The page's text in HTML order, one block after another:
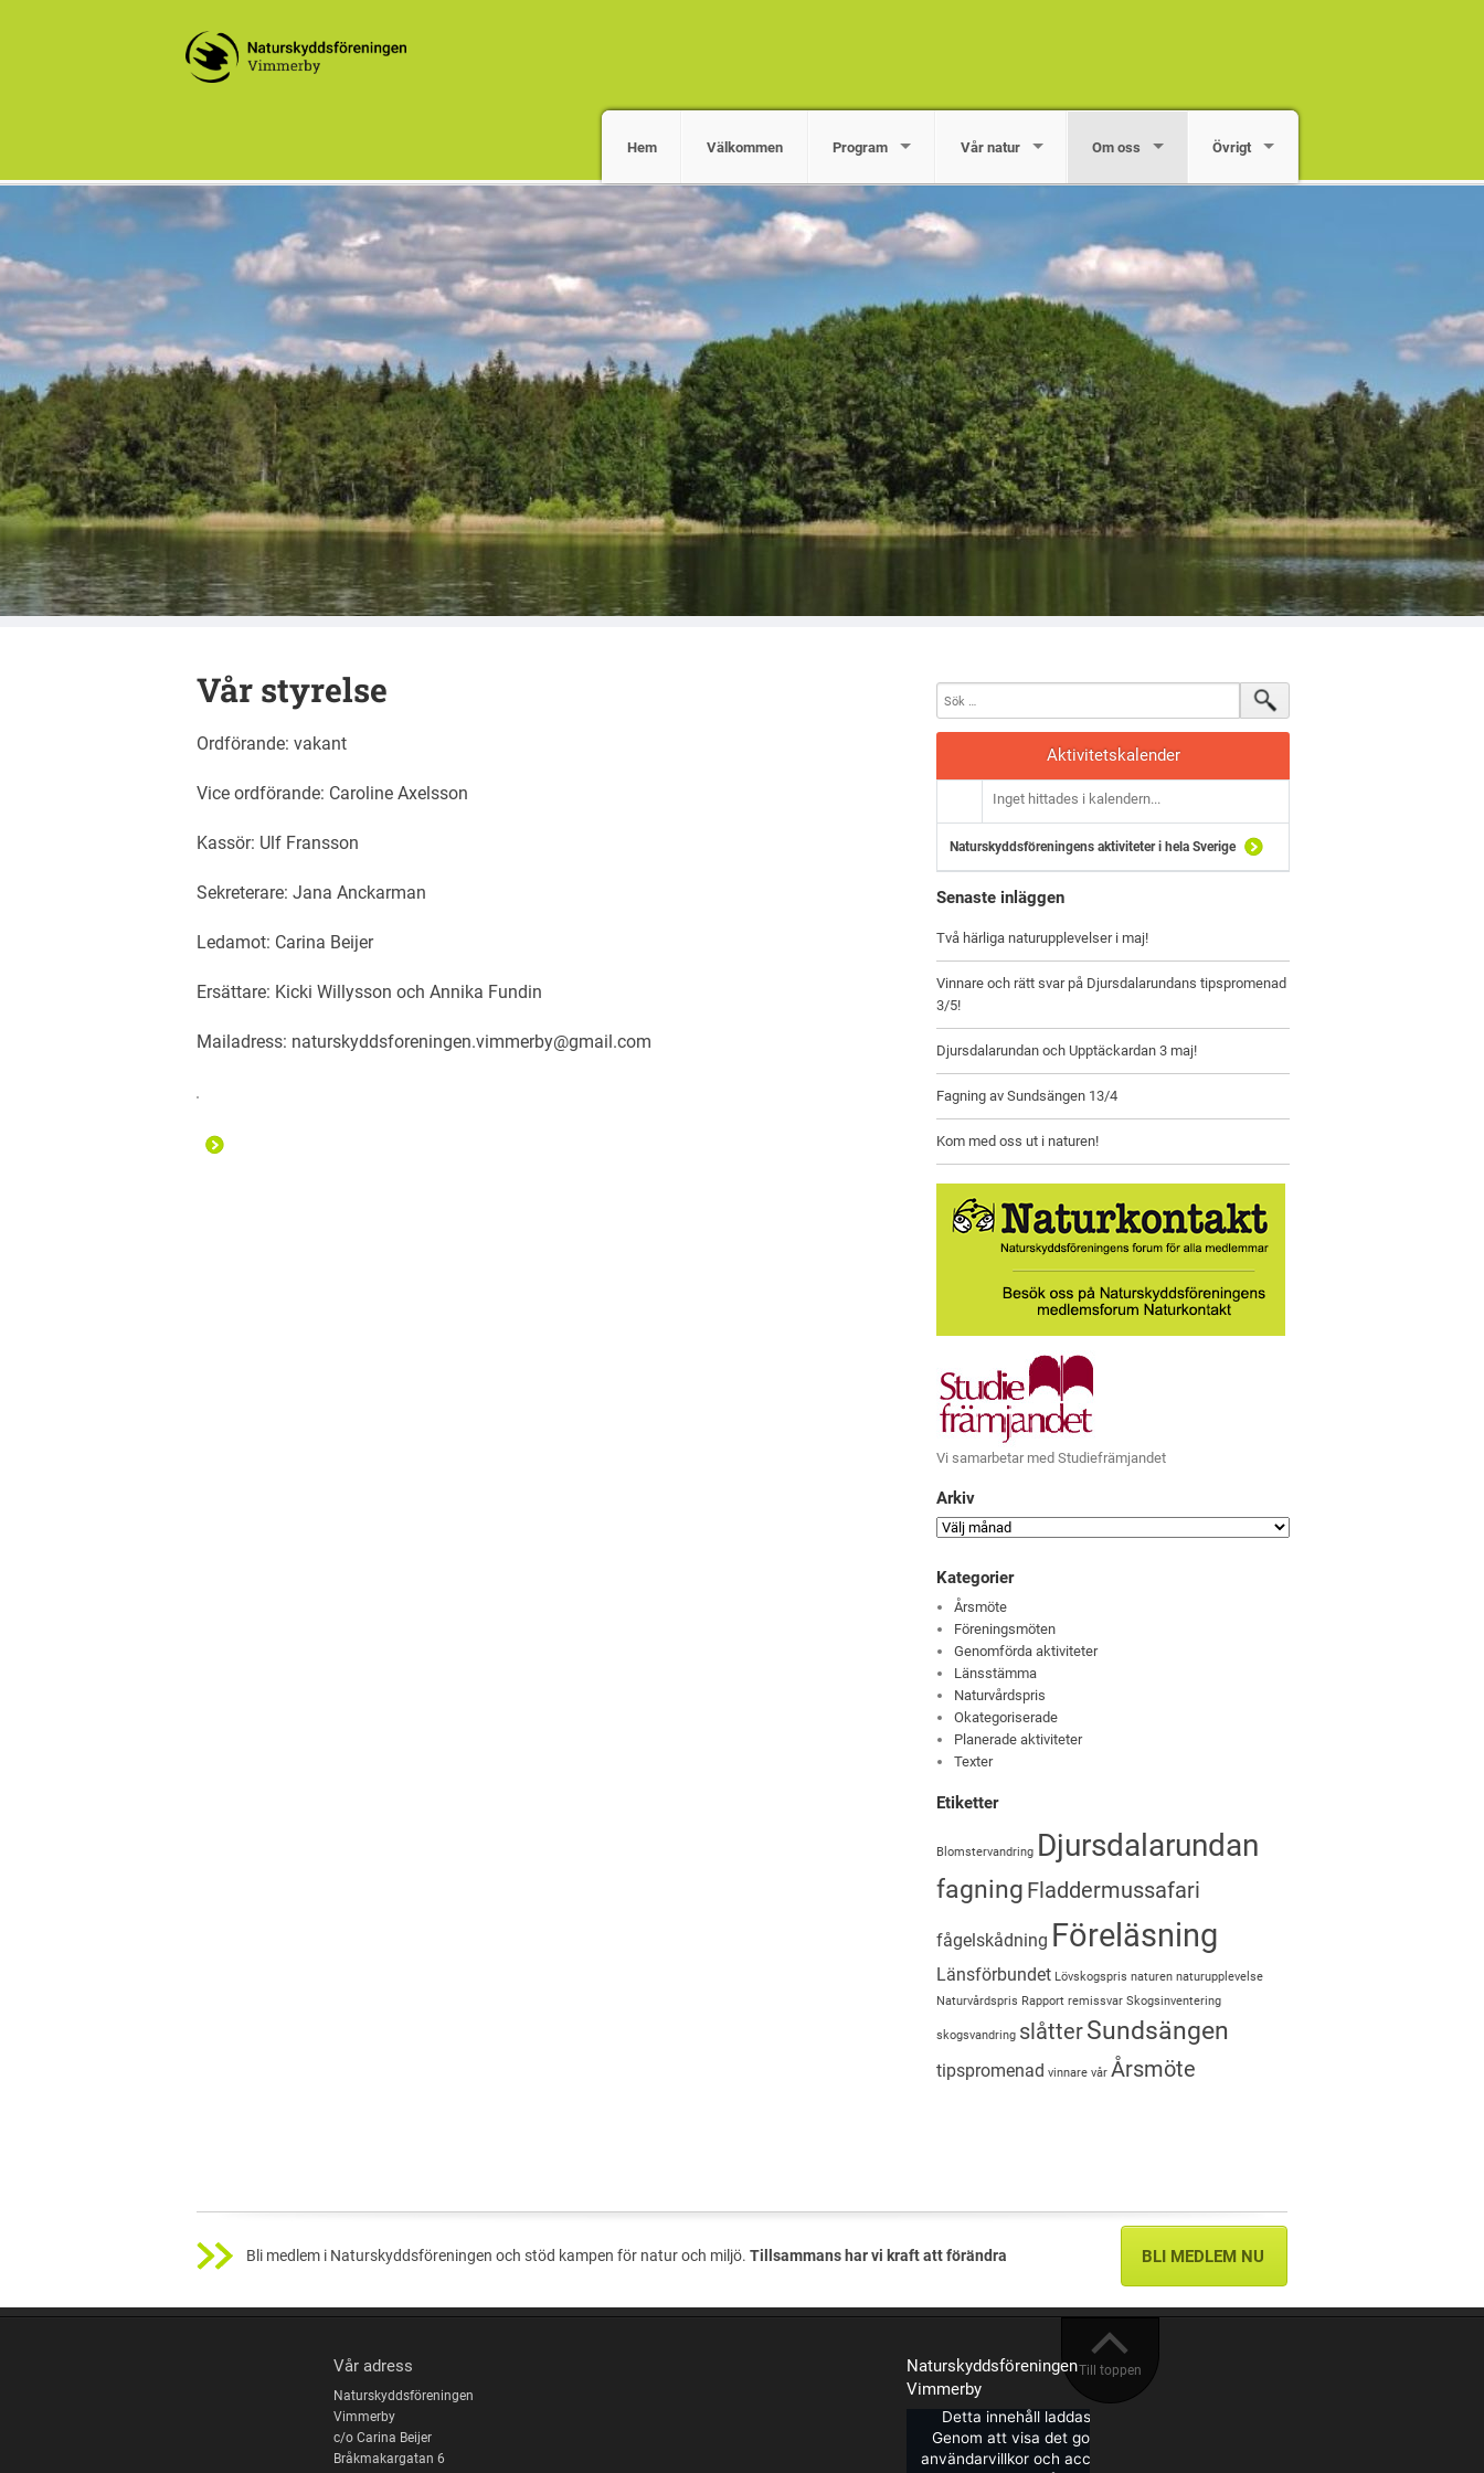
Hem Välkommen Program Vår natur Om oss Övrigt
Naturskyddsföreningen Vimmerby
Fd Sevedebygdens
Vår styrelse
Ordförande: vakant
Vice ordförande: Caroline Axelsson
Kassör: Ulf Fransson
Sekreterare: Jana Anckarman
Ledamot: Carina Beijer
Ersättare: Kicki Willysson och Annika Fundin
Mailadress: naturskyddsforeningen.vimmerby@gmail.com
Aktivitetskalender
Inget hittades i kalendern...
Naturskyddsföreningens aktiviteter i hela Sverige
Senaste inläggen
Två härliga naturupplevelser i maj!
Vinnare och rätt svar på Djursdalarundans tipspromenad
3/5!
Djursdalarundan och Upptäckardan 3 maj!
Fagning av Sundsängen 13/4
Kom med oss ut i naturen!
Vi samarbetar med Studiefrämjandet
Arkiv
Kategorier
Årsmöte
Föreningsmöten
Genomförda aktiviteter
Länsstämma
Naturvårdspris
Okategoriserade
Planerade aktiviteter
Texter
Etiketter
Blomstervandring Djursdalarundan
fagning Fladdermussafari
fågelskådning Föreläsning
Länsförbundet Lövskogspris naturen naturupplevelse
Naturvårdspris Rapport remissvar Skogsinventering
skogsvandring slåtterSundsängen
tipspromenad vinnare vår Årsmöte
Bli medlem i Naturskyddsföreningen och stöd kampen för natur och miljö. Tillsammans har vi kraft att förändra BLI MEDLEM NU
Till toppen
Vår adress
Naturskyddsföreningen
Vimmerby
c/o Carina Beijer
Bråkmakargatan 6
Naturskyddsföreningen
Vimmerby
Detta innehåll laddas från Facebook.
Genom att visa det godkänner du deras
användarvillkor och accepterar de cookies